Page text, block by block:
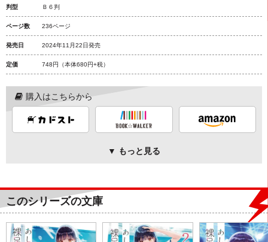
判型 Ｂ６判
ページ数 236ページ
発売日 2024年11月22日発売
定価 748円 （本体680円+税）
購入はこちらから
▼ もっと見る
このシリーズの文庫